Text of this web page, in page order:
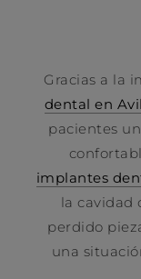
Gracias a la
dental en
pacientes
implantes
la cavidad
perdido
una